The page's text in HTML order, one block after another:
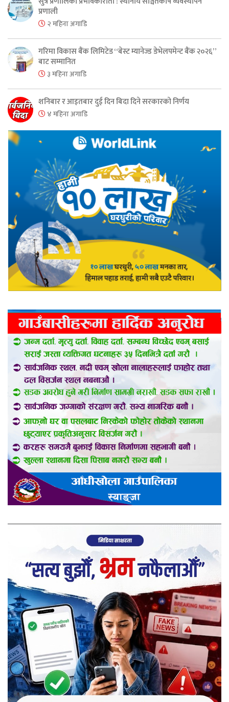
प्रणाली
२ महिना अगाडि
गरिमा विकास बैंक लिमिटेड “बेस्ट म्यानेज्ड डेभेलपमेन्ट बैंक २०२६”
बाट सम्मानित
३ महिना अगाडि
शनिबार र आइतबार दुई दिन बिदा दिने सरकारको निर्णय
४ महिना अगाडि